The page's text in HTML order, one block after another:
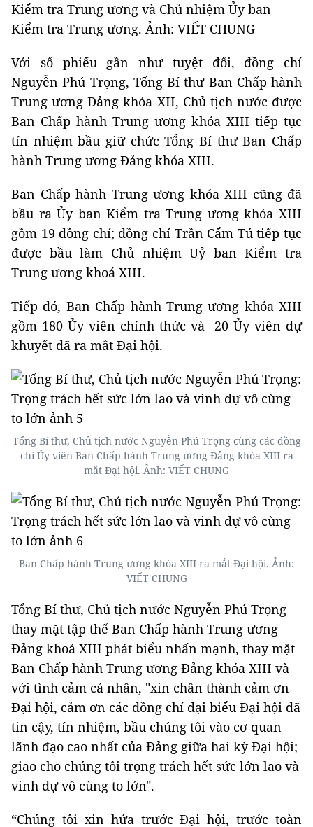
Kiểm tra Trung ương và Chủ nhiệm Ủy ban
Kiểm tra Trung ương. Ảnh: VIẾT CHUNG
Với số phiếu gần như tuyệt đối, đồng chí
Nguyễn Phú Trọng, Tổng Bí thư Ban Chấp hành
Trung ương Đảng khóa XII, Chủ tịch nước được
Ban Chấp hành Trung ương khóa XIII tiếp tục
tín nhiệm bầu giữ chức Tổng Bí thư Ban Chấp
hành Trung ương Đảng khóa XIII.
Ban Chấp hành Trung ương khóa XIII cũng đã
bầu ra Ủy ban Kiểm tra Trung ương khóa XIII
gồm 19 đồng chí; đồng chí Trần Cẩm Tú tiếp tục
được bầu làm Chủ nhiệm Uỷ ban Kiểm tra
Trung ương khoá XIII.
Tiếp đó, Ban Chấp hành Trung ương khóa XIII
gồm 180 Ủy viên chính thức và 20 Ủy viên dự
khuyết đã ra mắt Đại hội.
Tổng Bí thư, Chủ tịch nước Nguyễn Phú Trọng cùng các đồng
chí Ủy viên Ban Chấp hành Trung ương Đảng khóa XIII ra
mắt Đại hội. Ảnh: VIẾT CHUNG
Ban Chấp hành Trung ương khóa XIII ra mắt Đại hội. Ảnh:
VIẾT CHUNG
Tổng Bí thư, Chủ tịch nước Nguyễn Phú Trọng
thay mặt tập thể Ban Chấp hành Trung ương
Đảng khoá XIII phát biểu nhấn mạnh, thay mặt
Ban Chấp hành Trung ương Đảng khóa XIII và
với tình cảm cá nhân, "xin chân thành cảm ơn
Đại hội, cảm ơn các đồng chí đại biểu Đại hội đã
tin cậy, tín nhiệm, bầu chúng tôi vào cơ quan
lãnh đạo cao nhất của Đảng giữa hai kỳ Đại hội;
giao cho chúng tôi trọng trách hết sức lớn lao và
vinh dự vô cùng to lớn".
“Chúng tôi xin hứa trước Đại hội, trước toàn